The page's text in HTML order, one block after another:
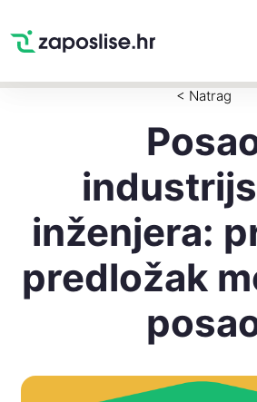
< Natrag
inženjera:
predložak
×
Swipe Match Chat
Google Play